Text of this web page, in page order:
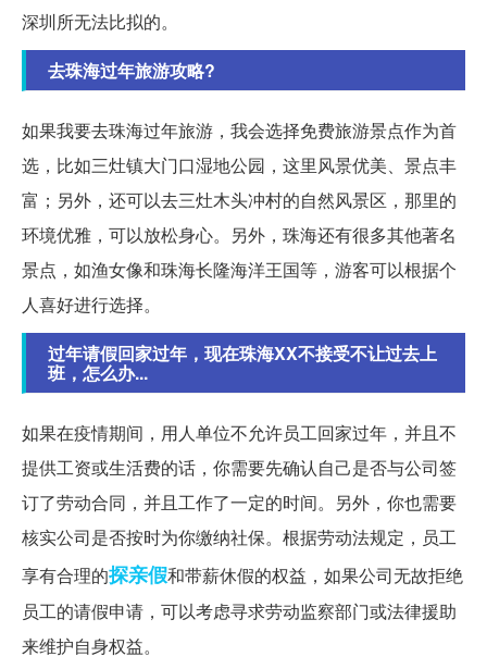
深圳所无法比拟的。
去珠海过年旅游攻略?
如果我要去珠海过年旅游，我会选择免费旅游景点作为首
选，比如三灶镇大门口湿地公园，这里风景优美、景点丰
富；另外，还可以去三灶木头冲村的自然风景区，那里的
环境优雅，可以放松身心。另外，珠海还有很多其他著名
景点，如渔女像和珠海长隆海洋王国等，游客可以根据个
人喜好进行选择。
过年请假回家过年，现在珠海XX不接受不让过去上
班，怎么办...
如果在疫情期间，用人单位不允许员工回家过年，并且不
提供工资或生活费的话，你需要先确认自己是否与公司签
订了劳动合同，并且工作了一定的时间。另外，你也需要
核实公司是否按时为你缴纳社保。根据劳动法规定，员工
享有合理的探亲假和带薪休假的权益，如果公司无故拒绝
员工的请假申请，可以考虑寻求劳动监察部门或法律援助
来维护自身权益。